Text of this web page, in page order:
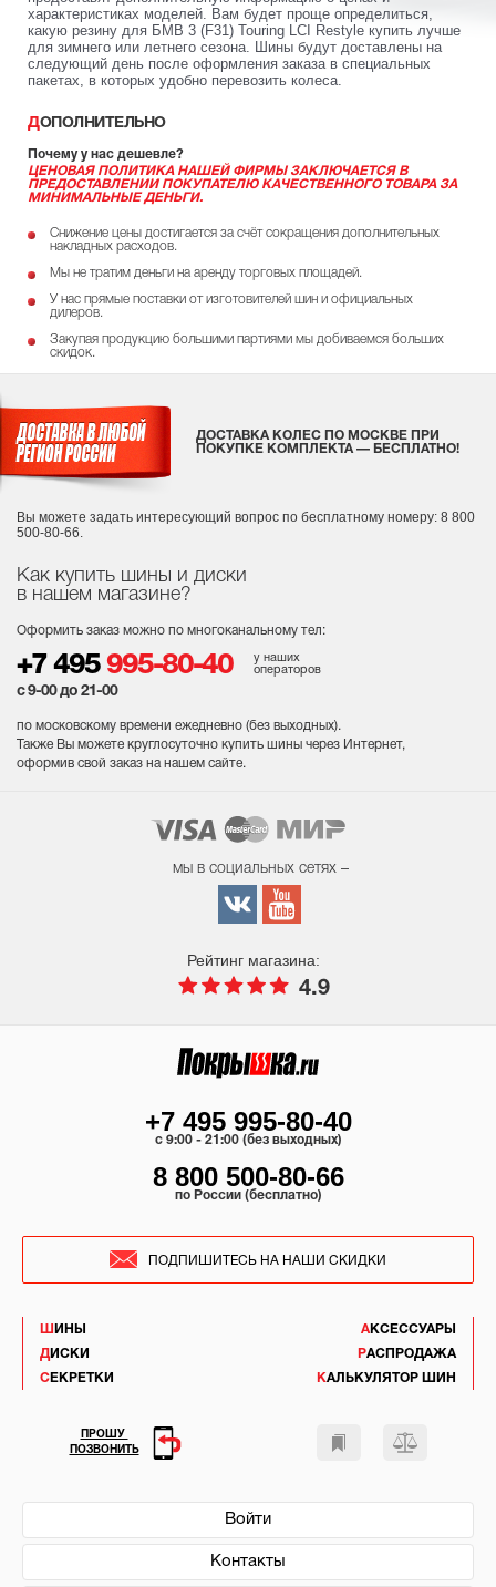
характеристиках моделей. Вам будет проще определиться,
какую резину для БМВ 3 (F31) Touring LCI Restyle купить лучше
для зимнего или летнего сезона. Шины будут доставлены на
следующий день после оформления заказа в специальных
пакетах, в которых удобно перевозить колеса.
ДОПОЛНИТЕЛЬНО
Почему у нас дешевле?
ЦЕНОВАЯ ПОЛИТИКА НАШЕЙ ФИРМЫ ЗАКЛЮЧАЕТСЯ В
ПРЕДОСТАВЛЕНИИ ПОКУПАТЕЛЮ КАЧЕСТВЕННОГО ТОВАРА ЗА
МИНИМАЛЬНЫЕ ДЕНЬГИ.
Снижение цены достигается за счёт сокращения дополнительных
накладных расходов.
Мы не тратим деньги на аренду торговых площадей.
У нас прямые поставки от изготовителей шин и официальных
дилеров.
Закупая продукцию большими партиями мы добиваемся больших
скидок.
Как купить шины и диски
в нашем магазине?
Оформить заказ можно по многоканальному тел:
+7 495 995-80-40
у наших
операторов
с 9-00 до 21-00
по московскому времени ежедневно (без выходных).
Также Вы можете круглосуточно купить шины через Интернет,
оформив свой заказ на нашем сайте.
ДОСТАВКА КОЛЕС ПО МОСКВЕ ПРИ
ПОКУПКЕ КОМПЛЕКТА — БЕСПЛАТНО!
Вы можете задать интересующий вопрос по бесплатному номеру: 8 800
500-80-66.
мы в социальных сетях –
Рейтинг магазина:
4.9
ШИНЫ
ДИСКИ
СЕКРЕТКИ
АКСЕССУАРЫ
РАСПРОДАЖА
КАЛЬКУЛЯТОР ШИН
Войти
Контакты
+7 495 995-80-40
c 9:00 - 21:00 (без выходных)
8 800 500-80-66
по России (бесплатно)
ПОДПИШИТЕСЬ НА НАШИ СКИДКИ
ПРОШУ
ПОЗВОНИТЬ